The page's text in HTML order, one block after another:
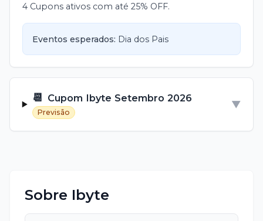
4 Cupons ativos com até 25% OFF.
Eventos esperados: Dia dos Pais
📆 Cupom Ibyte Setembro 2026
Previsão
▼
Sobre Ibyte